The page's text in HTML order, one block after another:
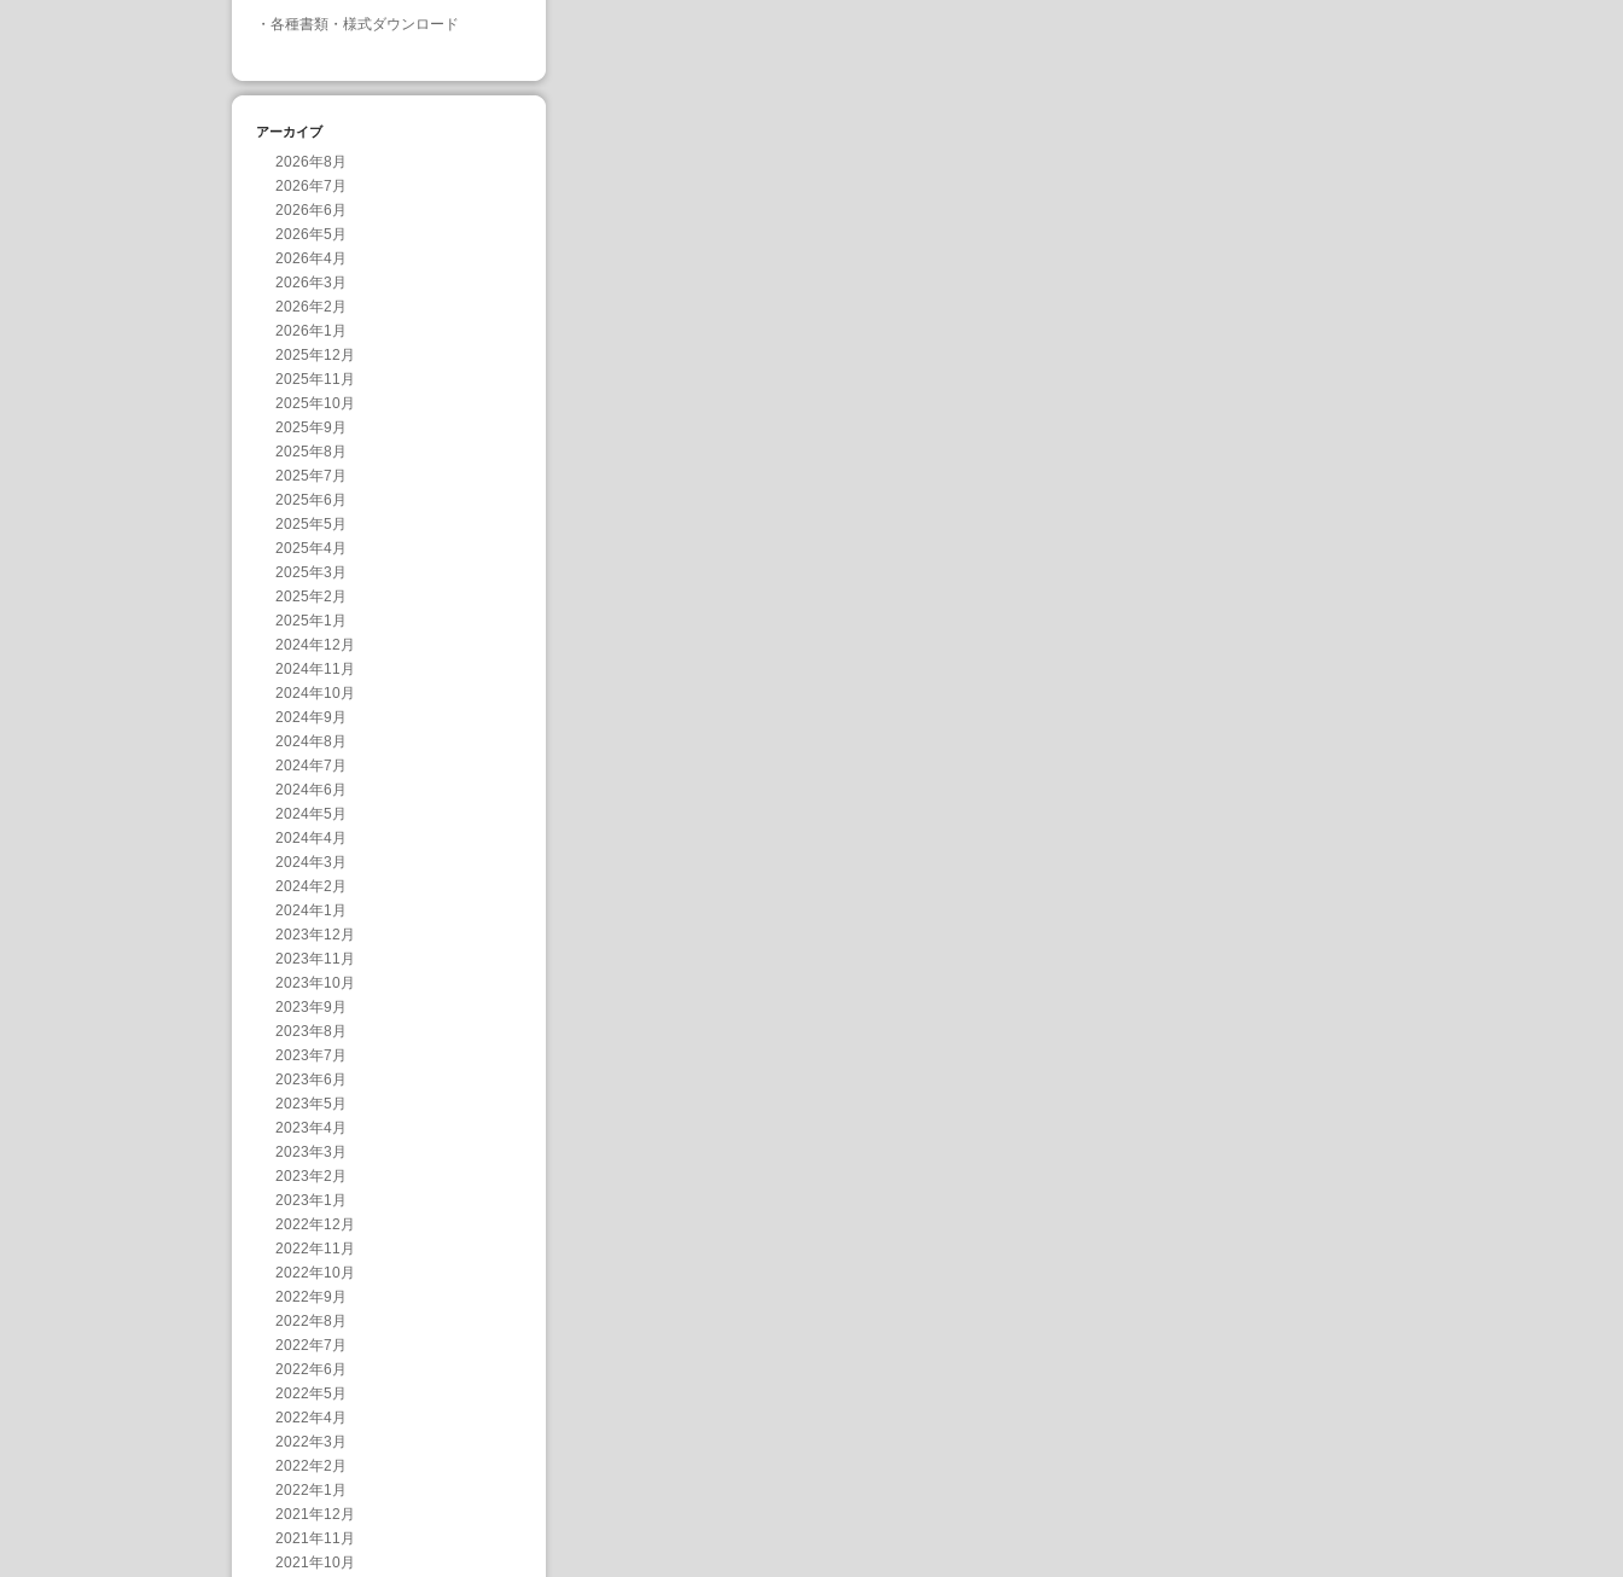
・ 各種書類・様式ダウンロード
アーカイブ
2026年8月
2026年7月
2026年6月
2026年5月
2026年4月
2026年3月
2026年2月
2026年1月
2025年12月
2025年11月
2025年10月
2025年9月
2025年8月
2025年7月
2025年6月
2025年5月
2025年4月
2025年3月
2025年2月
2025年1月
2024年12月
2024年11月
2024年10月
2024年9月
2024年8月
2024年7月
2024年6月
2024年5月
2024年4月
2024年3月
2024年2月
2024年1月
2023年12月
2023年11月
2023年10月
2023年9月
2023年8月
2023年7月
2023年6月
2023年5月
2023年4月
2023年3月
2023年2月
2023年1月
2022年12月
2022年11月
2022年10月
2022年9月
2022年8月
2022年7月
2022年6月
2022年5月
2022年4月
2022年3月
2022年2月
2022年1月
2021年12月
2021年11月
2021年10月